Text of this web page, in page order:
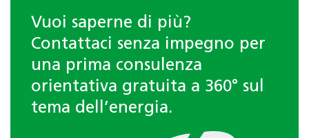
Vuoi saperne di più?
Contattaci senza impegno per
una prima consulenza
orientativa gratuita a 360° sul
tema dell’energia.